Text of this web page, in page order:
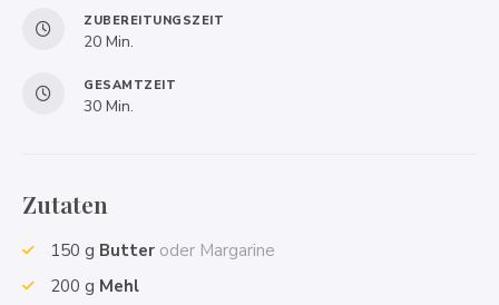
ZUBEREITUNGSZEIT
20Minuten
Min.
GESAMTZEIT
30Minuten
Min.
Zutaten
150 g Butter oder Margarine
200 g Mehl